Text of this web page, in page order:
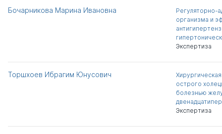
Бочарникова Марина Ивановна
Регуляторно-
организма и
Экспертиза
Торшхоев Ибрагим Юнусович
острого
болезнью
Экспертиза